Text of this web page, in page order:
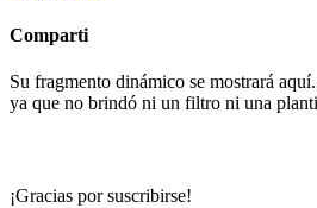
Comparti
Su fragmento dinámico se mostrará
ya que no brindó ni un filtro ni una
¡Gracias por suscribirse!